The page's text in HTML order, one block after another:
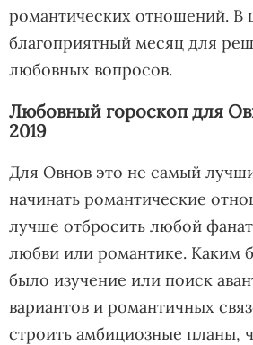
романтических отношений. В
благоприятный месяц для
любовных вопросов.
Любовный гороскоп для
2019
Для Овнов это не самый
начинать романтические
лучше отбросить любой
любви или романтике. Каким
было изучение или поиск
вариантов и романтичных
строить амбициозные планы,